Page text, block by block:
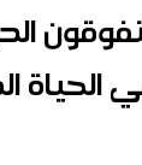
الحياة